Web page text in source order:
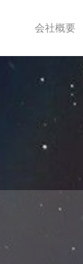
会社概要